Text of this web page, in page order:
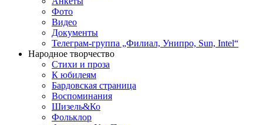
Фото
Видео
Документы
Телеграм-группа „Филиал, Унипро, Sun, Intel“
Народное творчество
Стихи и проза
К юбилеям
Бардовская страница
Воспоминания
Шизель&Ко
Фольклор